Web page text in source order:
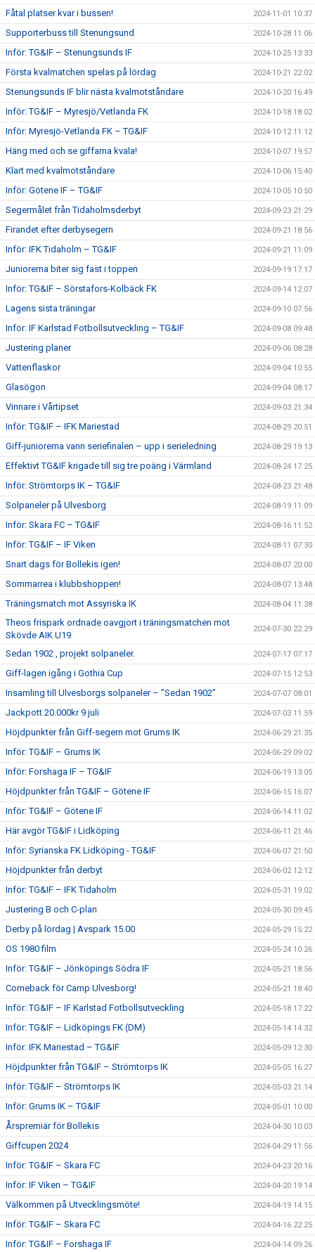
Fåtal platser kvar i bussen! 2024-11-01 10:37
Supporterbuss till Stenungsund 2024-10-28 11:06
Inför: TG&IF – Stenungsunds IF 2024-10-25 13:33
Första kvalmatchen spelas på lördag 2024-10-21 22:02
Stenungsunds IF blir nästa kvalmotståndare 2024-10-20 16:49
Inför: TG&IF – Myresjö/Vetlanda FK 2024-10-18 18:02
Inför: Myresjö-Vetlanda FK – TG&IF 2024-10-12 11:12
Häng med och se giffarna kvala! 2024-10-07 19:57
Klart med kvalmotståndare 2024-10-06 15:40
Inför: Götene IF – TG&IF 2024-10-05 10:50
Segermålet från Tidaholmsderbyt 2024-09-23 21:29
Firandet efter derbysegern 2024-09-21 18:56
Inför: IFK Tidaholm – TG&IF 2024-09-21 11:09
Juniorerna biter sig fast i toppen 2024-09-19 17:17
Inför: TG&IF – Sörstafors-Kolbäck FK 2024-09-14 12:07
Lagens sista träningar 2024-09-10 07:56
Inför: IF Karlstad Fotbollsutveckling – TG&IF 2024-09-08 09:48
Justering planer 2024-09-06 08:28
Vattenflaskor 2024-09-04 10:55
Glasögon 2024-09-04 08:17
Vinnare i Vårtipset 2024-09-03 21:34
Inför: TG&IF – IFK Mariestad 2024-08-29 20:51
Giff-juniorerna vann seriefinalen – upp i serieledning 2024-08-29 19:13
Effektivt TG&IF krigade till sig tre poäng i Värmland 2024-08-24 17:25
Inför: Strömtorps IK – TG&IF 2024-08-23 21:48
Solpaneler på Ulvesborg 2024-08-19 11:09
Inför: Skara FC – TG&IF 2024-08-16 11:52
Inför: TG&IF – IF Viken 2024-08-11 07:30
Snart dags för Bollekis igen! 2024-08-07 20:00
Sommarrea i klubbshoppen! 2024-08-07 13:48
Träningsmatch mot Assyriska IK 2024-08-04 11:38
Theos frispark ordnade oavgjort i träningsmatchen mot
Skövde AIK U19
2024-07-30 22:29
Sedan 1902 , projekt solpaneler. 2024-07-17 07:17
Giff-lagen igång i Gothia Cup 2024-07-15 12:53
Insamling till Ulvesborgs solpaneler – ”Sedan 1902” 2024-07-07 08:01
Jackpott 20.000kr 9 juli 2024-07-03 11:59
Höjdpunkter från Giff-segern mot Grums IK 2024-06-29 21:35
Inför: TG&IF – Grums IK 2024-06-29 09:02
Inför: Forshaga IF – TG&IF 2024-06-19 13:05
Höjdpunkter från TG&IF – Götene IF 2024-06-15 16:07
Inför: TG&IF – Götene IF 2024-06-14 11:02
Här avgör TG&IF i Lidköping 2024-06-11 21:46
Inför: Syrianska FK Lidköping - TG&IF 2024-06-07 21:50
Höjdpunkter från derbyt 2024-06-02 12:12
Inför: TG&IF – IFK Tidaholm 2024-05-31 19:02
Justering B och C-plan 2024-05-30 09:45
Derby på lördag | Avspark 15.00 2024-05-29 15:22
OS 1980 film 2024-05-24 10:26
Inför: TG&IF – Jönköpings Södra IF 2024-05-21 18:56
Comeback för Camp Ulvesborg! 2024-05-21 18:40
Inför: TG&IF – IF Karlstad Fotbollsutveckling 2024-05-18 17:22
Inför: TG&IF – Lidköpings FK (DM) 2024-05-14 14:32
Inför: IFK Mariestad – TG&IF 2024-05-09 12:30
Höjdpunkter från TG&IF – Strömtorps IK 2024-05-05 16:27
Inför: TG&IF – Strömtorps IK 2024-05-03 21:14
Inför: Grums IK – TG&IF 2024-05-01 10:00
Årspremiär för Bollekis 2024-04-30 10:03
Giffcupen 2024 2024-04-29 11:56
Inför: TG&IF – Skara FC 2024-04-23 20:16
Inför: IF Viken – TG&IF 2024-04-20 19:14
Välkommen på Utvecklingsmöte! 2024-04-19 14:15
Inför: TG&IF – Skara FC 2024-04-16 22:25
Inför: TG&IF – Forshaga IF 2024-04-14 09:26